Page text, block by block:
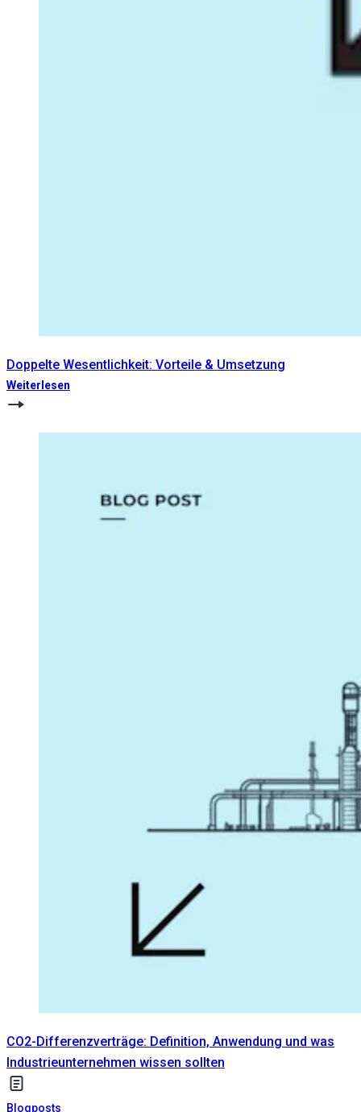
Doppelte Wesentlichkeit: Vorteile & Umsetzung
Weiterlesen
CO2-Differenzverträge: Definition, Anwendung und was
Industrieunternehmen wissen sollten
Blogposts